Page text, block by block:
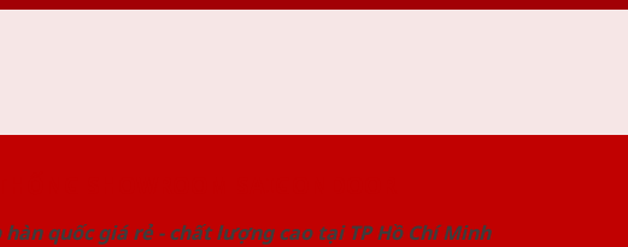
quốc giá rẻ - chất lượng cao tại TP Hồ Chí Minh